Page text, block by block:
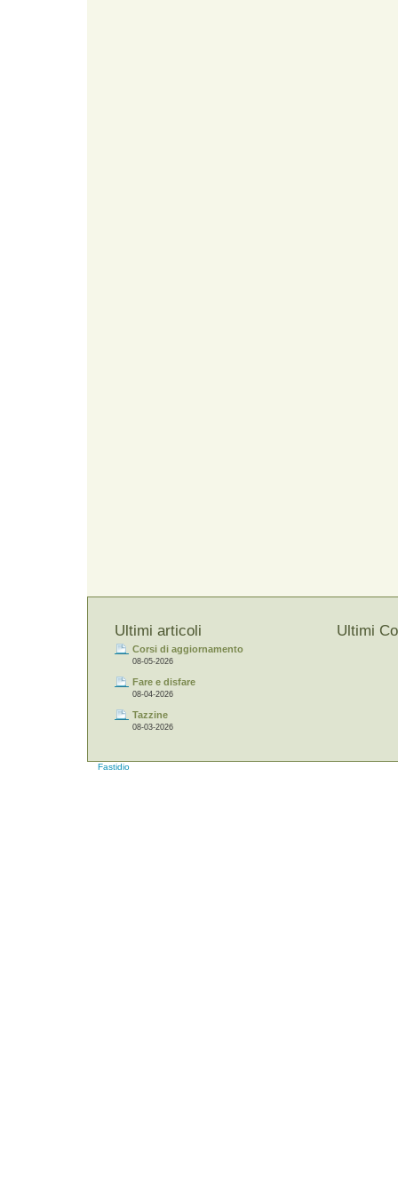
Ultimi articoli
Corsi di aggiornamento
08-05-2026
Fare e disfare
08-04-2026
Tazzine
08-03-2026
Ultimi
Fastidio